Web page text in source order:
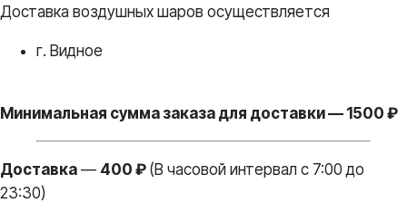
Доставка воздушных шаров осуществляется
г. Видное
Минимальная сумма заказа для доставки — 1500 ₽
Доставка — 400 ₽ (В часовой интервал с 7:00 до
23:30)